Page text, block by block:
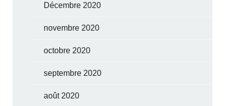
Décembre 2020
novembre 2020
octobre 2020
septembre 2020
août 2020